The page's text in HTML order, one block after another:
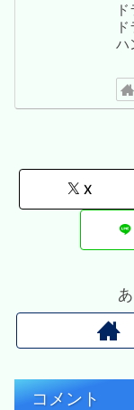
ハ
X
コメント